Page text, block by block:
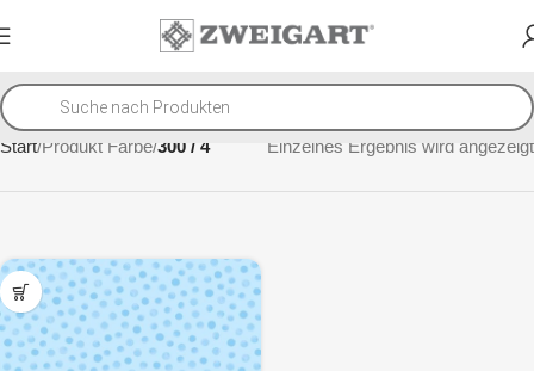
Start Produkt Farbe 300 / 4 Einzelnes Ergebnis wird angezeigt